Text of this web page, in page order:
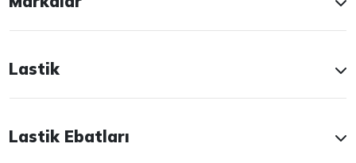
Lastik
Lastik Ebatları